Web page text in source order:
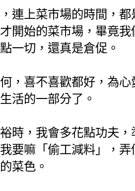
連上菜市場的時間，
開始的菜市場，畢竟
一切，還真是倉促。
，喜不喜歡都好，為
活的一部分了。
時，我會多花點功夫
要嘛 「偷工減料」，
菜色。